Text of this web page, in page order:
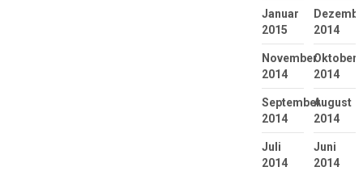
Januar
2015
2014
November
2014
Oktober
2014
September
2014
August
2014
Juli
2014
Juni
2014